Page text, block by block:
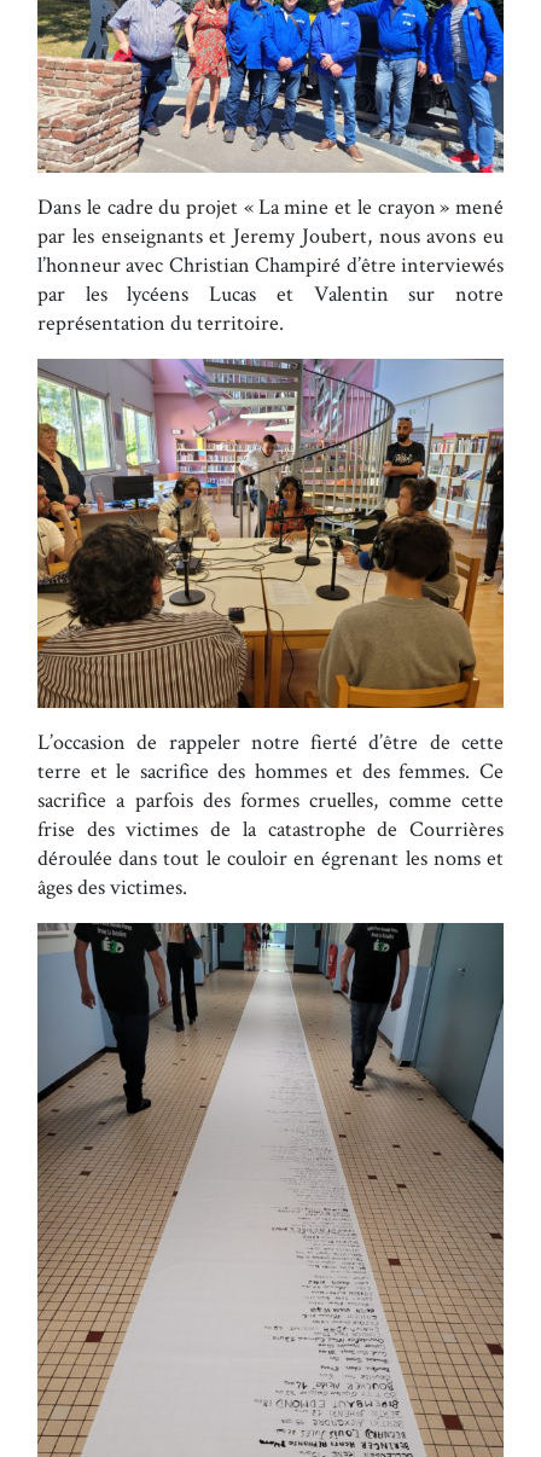
Dans le cadre du projet « La mine et le crayon » mené
par les enseignants et Jeremy Joubert, nous avons eu
l’honneur avec Christian Champiré d’être interviewés
par les lycéens Lucas et Valentin sur notre
représentation du territoire.
L’occasion de rappeler notre fierté d’être de cette
terre et le sacrifice des hommes et des femmes. Ce
sacrifice a parfois des formes cruelles, comme cette
frise des victimes de la catastrophe de Courrières
déroulée dans tout le couloir en égrenant les noms et
âges des victimes.